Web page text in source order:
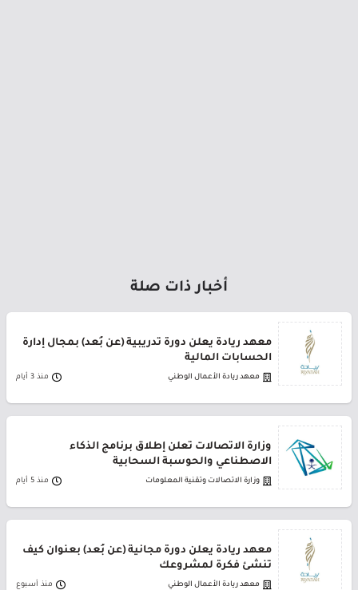
أخبار ذات صلة
معهد ريادة يعلن دورة تدريبية (عن بُعد) بمجال إدارة
الحسابات المالية
معهد ريادة الأعمال الوطني منذ 3 أيام
وزارة الاتصالات تعلن إطلاق برنامج الذكاء
الاصطناعي والحوسبة السحابية
وزارة الاتصالات وتقنية المعلومات منذ 5 أيام
معهد ريادة يعلن دورة مجانية (عن بُعد) بعنوان كيف
تنشئ فكرة لمشروعك
معهد ريادة الأعمال الوطني منذ أسبوع